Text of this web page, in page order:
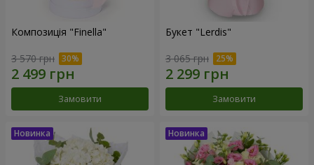
Композиція "Finella"
3 570 грн
Замовити
Букет "Lerdis"
3 065 грн
Замовити